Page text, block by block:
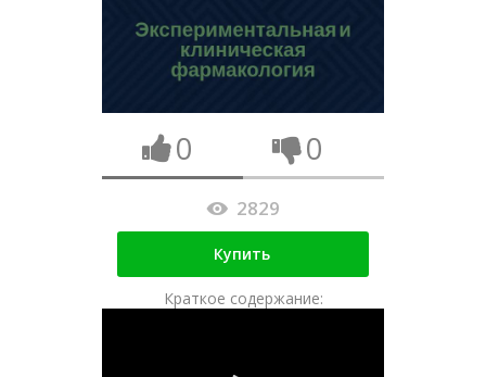
0 0
2829
Купить
Краткое содержание: